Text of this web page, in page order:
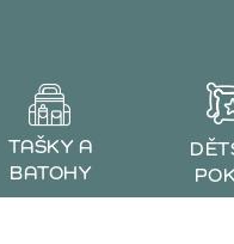
TAŠKY A
BATOHY